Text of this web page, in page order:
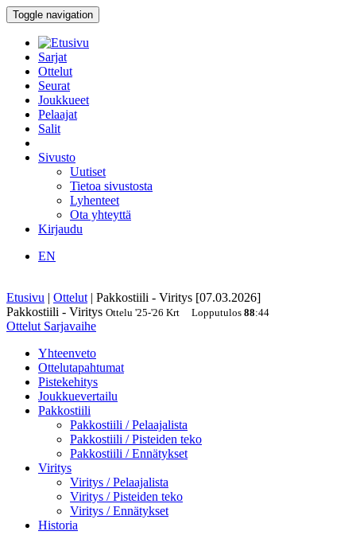
Toggle navigation
Sarjat
Ottelut
Seurat
Joukkueet
Pelaajat
Salit
Sivusto
Uutiset
Tietoa sivustosta
Lyhenteet
Ota yhteyttä
Kirjaudu
EN
Etusivu | Ottelut | Pakkostiili - Viritys [07.03.2026]
Pakkostiili - Viritys Ottelu '25-'26 Krt Lopputulos 88:44
Ottelut Sarjavaihe
Yhteenveto
Ottelutapahtumat
Pistekehitys
Joukkuevertailu
Pakkostiili
Pakkostiili /Pelaajalista
Pakkostiili /Pisteiden teko
Pakkostiili /Ennätykset
Viritys
Viritys /Pelaajalista
Viritys /Pisteiden teko
Viritys /Ennätykset
Historia